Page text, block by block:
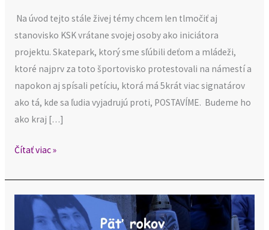
Na úvod tejto stále živej témy chcem len tlmočiť aj
stanovisko KSK vrátane svojej osoby ako iniciátora
projektu. Skatepark, ktorý sme sľúbili deťom a mládeži,
ktoré najprv za toto športovisko protestovali na námestí a
napokon aj spísali petíciu, ktorá má 5krát viac signatárov
ako tá, kde sa ľudia vyjadrujú proti, POSTAVÍME. Budeme ho
ako kraj […]
Čítať viac »
rokov